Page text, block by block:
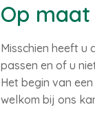
Op maat
Misschien heeft u
passen en of u
Het begin van
welkom bij ons